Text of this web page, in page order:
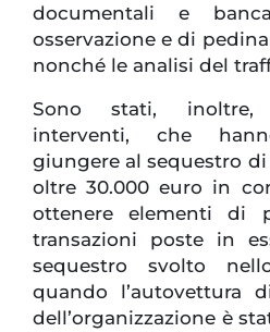
documentali e
osservazione e di
nonché le analisi del
Sono stati, inoltre,
interventi, che
giungere al sequestro
oltre 30.000 euro in
ottenere elementi di
transazioni poste in
sequestro svolto
quando l’autovettura
dell’organizzazione è